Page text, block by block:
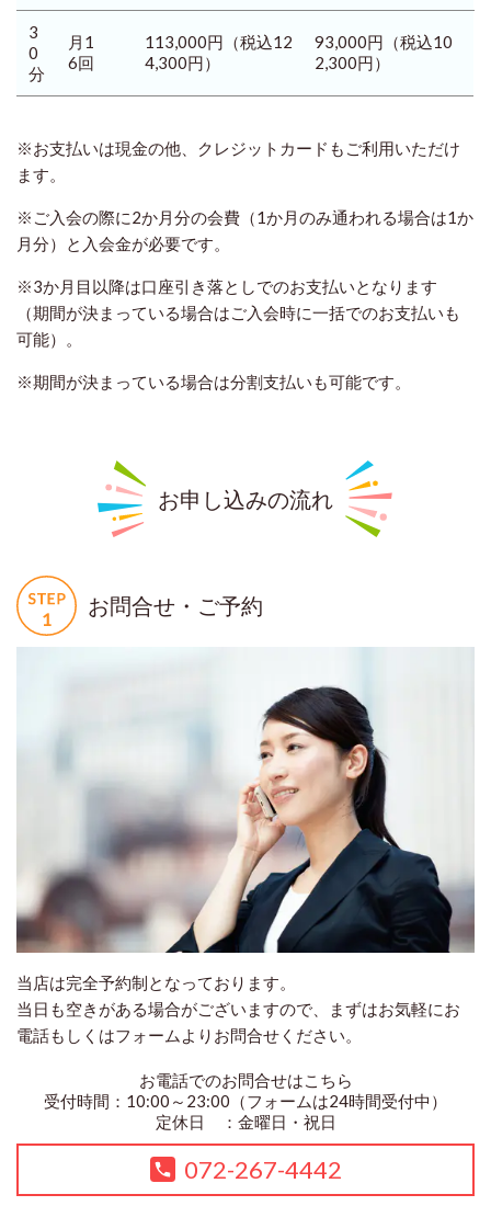
3
0
分
月1
6回
113,000円 （税込12
4,300円）
93,000円 （税込10
2,300円）
※お支払いは現金の他、クレジットカードもご利用いただけ
ます。
※ご入会の際に2か月分の会費（1か月のみ通われる場合は1か
月分）と入会金が必要です。
※3か月目以降は口座引き落としでのお支払いとなります
（期間が決まっている場合はご入会時に一括でのお支払いも
可能）。
※期間が決まっている場合は分割支払いも可能です。
お申し込みの流れ
お問合せ・ご予約
当店は完全予約制となっております。
当日も空きがある場合がございますので、まずはお気軽にお
電話もしくはフォームよりお問合せください。
お電話でのお問合せはこちら
受付時間：10:00～23:00（フォームは24時間受付中 ）
定休日 ：金曜日・祝日
072-267-4442